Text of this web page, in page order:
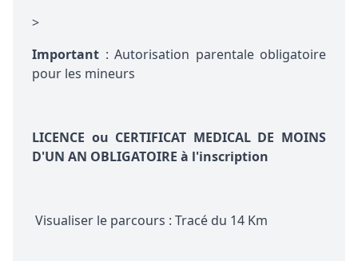
>
Important : Autorisation parentale obligatoire
pour les mineurs
LICENCE ou CERTIFICAT MEDICAL DE MOINS
D'UN AN OBLIGATOIRE à l'inscription
Visualiser le parcours : Tracé du 14 Km